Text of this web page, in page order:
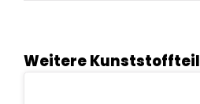
Produktgalerie überspringen
Weitere